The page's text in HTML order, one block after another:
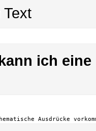
Text
ich
Ausdrücke